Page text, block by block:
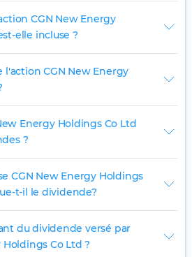
CGN New Energy
elle incluse ?
l'action CGN New Energy
Energy Holdings Co Ltd
?
CGN New Energy Holdings
t-il le dividende?
du dividende versé par
Co Ltd ?